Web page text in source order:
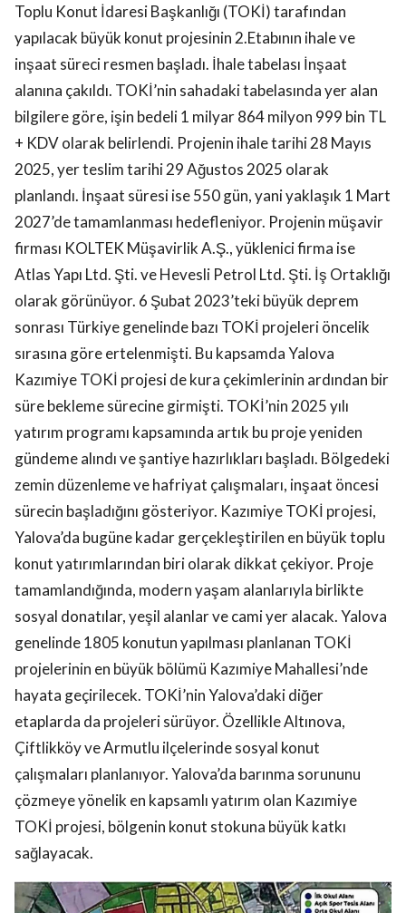
Toplu Konut İdaresi Başkanlığı (TOKİ) tarafından
yapılacak büyük konut projesinin 2.Etabının ihale ve
inşaat süreci resmen başladı. İhale tabelası İnşaat
alanına çakıldı. TOKİ’nin sahadaki tabelasında yer alan
bilgilere göre, işin bedeli 1 milyar 864 milyon 999 bin TL
+ KDV olarak belirlendi. Projenin ihale tarihi 28 Mayıs
2025, yer teslim tarihi 29 Ağustos 2025 olarak
planlandı. İnşaat süresi ise 550 gün, yani yaklaşık 1 Mart
2027’de tamamlanması hedefleniyor. Projenin müşavir
firması KOLTEK Müşavirlik A.Ş., yüklenici firma ise
Atlas Yapı Ltd. Şti. ve Hevesli Petrol Ltd. Şti. İş Ortaklığı
olarak görünüyor. 6 Şubat 2023’teki büyük deprem
sonrası Türkiye genelinde bazı TOKİ projeleri öncelik
sırasına göre ertelenmişti. Bu kapsamda Yalova
Kazımiye TOKİ projesi de kura çekimlerinin ardından bir
süre bekleme sürecine girmişti. TOKİ’nin 2025 yılı
yatırım programı kapsamında artık bu proje yeniden
gündeme alındı ve şantiye hazırlıkları başladı. Bölgedeki
zemin düzenleme ve hafriyat çalışmaları, inşaat öncesi
sürecin başladığını gösteriyor. Kazımiye TOKİ projesi,
Yalova’da bugüne kadar gerçekleştirilen en büyük toplu
konut yatırımlarından biri olarak dikkat çekiyor. Proje
tamamlandığında, modern yaşam alanlarıyla birlikte
sosyal donatılar, yeşil alanlar ve cami yer alacak. Yalova
genelinde 1805 konutun yapılması planlanan TOKİ
projelerinin en büyük bölümü Kazımiye Mahallesi’nde
hayata geçirilecek. TOKİ’nin Yalova’daki diğer
etaplarda da projeleri sürüyor. Özellikle Altınova,
Çiftlikköy ve Armutlu ilçelerinde sosyal konut
çalışmaları planlanıyor. Yalova’da barınma sorununu
çözmeye yönelik en kapsamlı yatırım olan Kazımiye
TOKİ projesi, bölgenin konut stokuna büyük katkı
sağlayacak.